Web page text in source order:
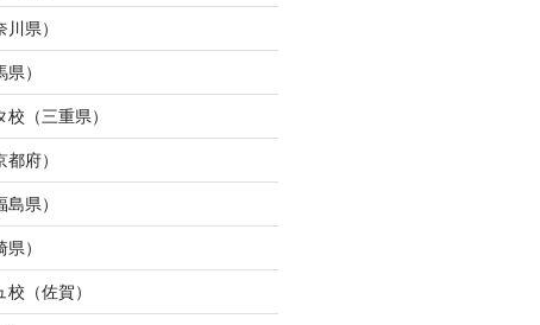
県）
）
（三重県）
府）
県）
）
（佐賀）